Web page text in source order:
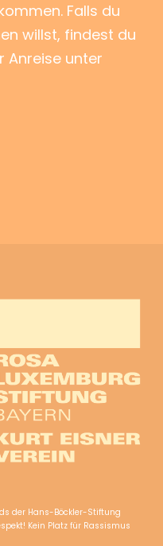
Falls du
willst, findest du
Anreise unter
der Hans-Böckler-Stiftung
Kein Platz für Rassismus